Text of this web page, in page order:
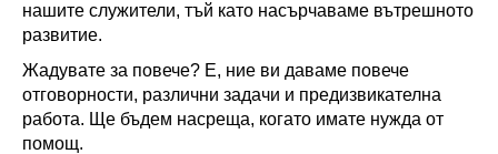
нашите служители, тъй като насърчаваме вътрешното
развитие.
Жадувате за повече? Е, ние ви даваме повече
отговорности, различни задачи и предизвикателна
работа. Ще бъдем насреща, когато имате нужда от
помощ.